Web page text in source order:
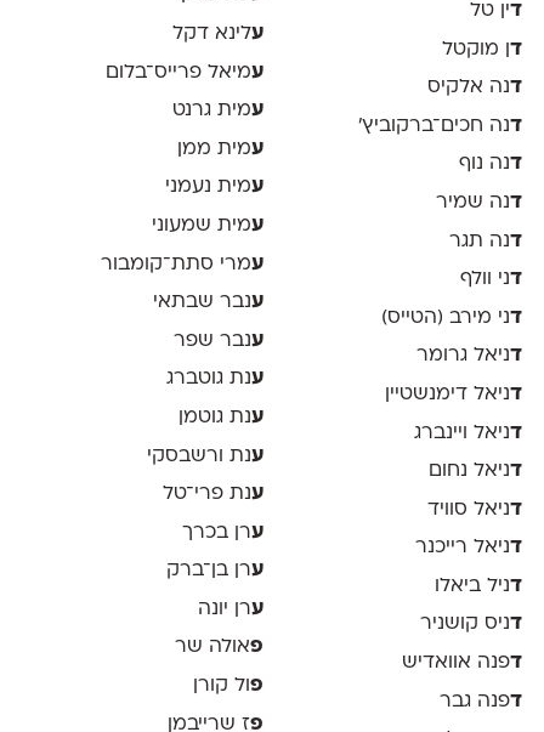
דין טל
דן מוקטל
דנה אלקיס
דנה חכים־ברקוביץ׳
דנה נוף
דנה שמיר
דנה תגר
דני וולף
דני מירב (הטייס)
דניאל גרומר
דניאל דימנשטיין
דניאל ויינברג
דניאל נחום
דניאל סוויד
דניאל רייכנר
דניל ביאלו
דניס קושניר
דפנה אוואדיש
דפנה גבר
עלינא דקל
עמיאל פרייס־בלום
עמית גרנט
עמית ממן
עמית נעמני
עמית שמעוני
עמרי סתת־קומבור
ענבר שבתאי
ענבר שפר
ענת גוטברג
ענת גוטמן
ענת ורשבסקי
ענת פרי־טל
ערן בכרך
ערן בן־ברק
ערן יונה
פאולה שר
פ ול קורן
פז שרייבמן